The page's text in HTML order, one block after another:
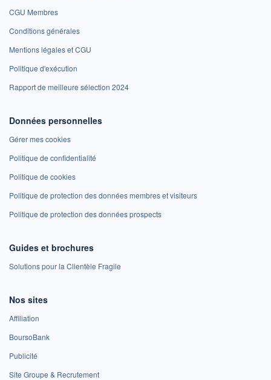
CGU Membres
Conditions générales
Mentions légales et CGU
Politique d'exécution
Rapport de meilleure sélection 2024
Données personnelles
Gérer mes cookies
Politique de confidentialité
Politique de cookies
Politique de protection des données membres et visiteurs
Politique de protection des données prospects
Guides et brochures
Solutions pour la Clientèle Fragile
Nos sites
Affiliation
BoursoBank
Publicité
Site Groupe & Recrutement